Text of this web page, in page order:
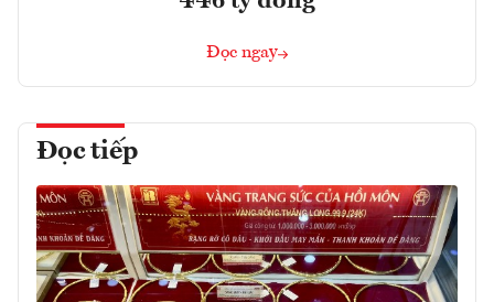
Đọc ngay
Đọc tiếp